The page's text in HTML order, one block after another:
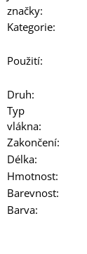
značky:
Kategorie:
Použití:
Druh:
Typ
vlákna:
Zakončení:
Délka:
Hmotnost:
Barevnost:
Barva:
m
e
100%
EZ
FR2PINK
89
Kč
Původně:
149
Kč